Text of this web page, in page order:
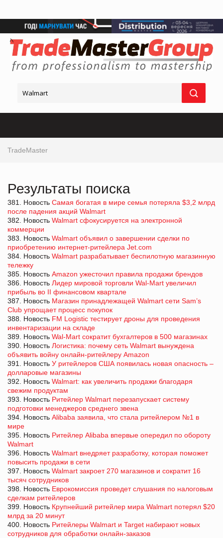
TradeMaster
Результаты поиска
381. Новость Самая богатая в мире семья потеряла $3,2 млрд
после падения акций Walmart
382. Новость Walmart сфокусируется на электронной
коммерции
383. Новость Walmart объявил о завершении сделки по
приобретению интернет-ритейлера Jet.com
384. Новость Walmart разрабатывает беспилотную магазинную
тележку
385. Новость Amazon ужесточил правила продажи брендов
386. Новость Лидер мировой торговли Wal-Mart увеличил
прибыль во II финансовом квартале
387. Новость Магазин принадлежащей Walmart cети Sam’s
Club упрощает процесс покупок
388. Новость FM Logistic тестирует дроны для проведения
инвентаризации на складе
389. Новость Wal-Mart сократит бухгалтеров в 500 магазинах
390. Новость Логистика: почему сеть Walmart вынуждена
объявить войну онлайн-ритейлеру Amazon
391. Новость У ритейлеров США появилась новая опасность –
долларовые магазины
392. Новость Walmart: как увеличить продажи благодаря
свежим продуктам
393. Новость Ритейлер Walmart перезапускает систему
подготовки менеджеров среднего звена
394. Новость Alibaba заявила, что стала ритейлером №1 в
мире
395. Новость Ритейлер Alibaba впервые опередил по обороту
Walmart
396. Новость Walmart внедряет разработку, которая поможет
повысить продажи в сети
397. Новость Walmart закроет 270 магазинов и сократит 16
тысяч сотрудников
398. Новость Еврокомиссия проведет слушания по налоговым
сделкам ритейлеров
399. Новость Крупнейший ритейлер мира Walmart потерял $20
млрд за 20 минут
400. Новость Ритейлеры Walmart и Target набирают новых
сотрудников для обработки онлайн-заказов